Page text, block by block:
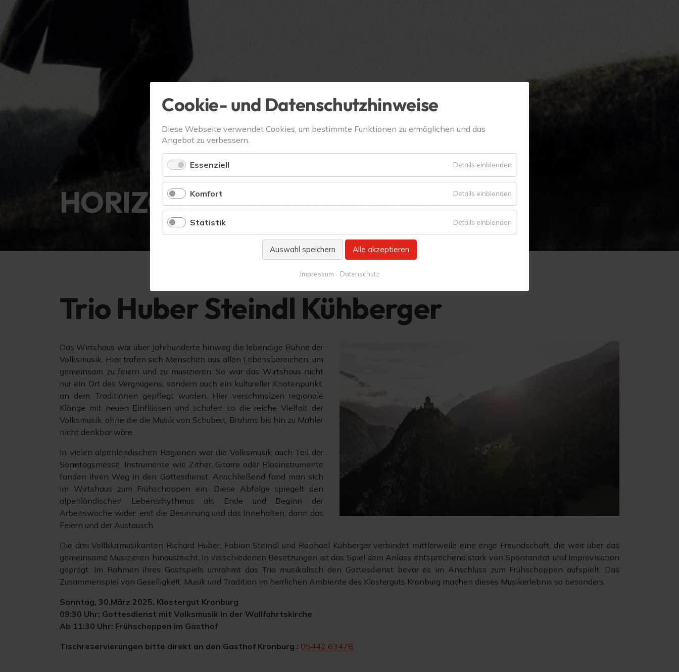
HORIZONTE IM WIRTSHAUS
Trio Huber Steindl Kühberger
Das Wirtshaus war über Jahrhunderte hinweg die lebendige Bühne der
Volksmusik. Hier trafen sich Menschen aus allen Lebensbereichen, um
gemeinsam zu feiern und zu musizieren. So war das Wirtshaus nicht
nur ein Ort des Vergnügens, sondern auch ein kultureller Knotenpunkt,
an dem Traditionen gepflegt wurden. Hier verschmolzen regionale
Klänge mit neuen Einflüssen und schufen so die reiche Vielfalt der
Volksmusik, ohne die die Musik von Schubert, Brahms bis hin zu Mahler
nicht denkbar wäre.
In vielen alpenländischen Regionen war die Volksmusik auch Teil der
Sonntagsmesse. Instrumente wie Zither, Gitarre oder Blasinstrumente
fanden ihren Weg in den Gottesdienst. Anschließend fand man sich
im Wirtshaus zum Frühschoppen ein. Diese Abfolge spiegelt den
alpenländischen Lebensrhythmus als Ende und Beginn der
Arbeitswoche wider: erst die Besinnung und das Innehalten, dann das
Feiern und der Austausch.
Die drei Vollblutmusikanten Richard Huber, Fabian Steindl und Raphael Kühberger verbindet mittlerweile eine enge Freundschaft, die weit über das
gemeinsame Musizieren hinausreicht. In verschiedenen Besetzungen ist das Spiel dem Anlass entsprechend stark von Spontanität und Improvisation
geprägt. Im Rahmen ihres Gastspiels umrahmt das Trio musikalisch den Gottesdienst bevor es im Anschluss zum Frühschoppen aufspielt. Das
Zusammenspiel von Geselligkeit, Musik und Tradition im herrlichen Ambiente des Klosterguts Kronburg machen dieses Musikerlebnis so besonders.
Sonntag, 30.März 2025, Klostergut Kronburg
09:30 Uhr: Gottesdienst mit Volksmusik in der Wallfahrtskirche
Ab 11:30 Uhr: Frühschoppen im Gasthof
Tischreservierungen bitte direkt an den Gasthof Kronburg : 05442 63478
Cookie- und Datenschutzhinweise
Diese Webseite verwendet Cookies, um bestimmte Funktionen zu ermöglichen und das
Angebot zu verbessern.
Essenziell Details einblenden
Essenziell
Komfort Details einblenden
Komfort
Statistik Details einblenden
Statistik
Auswahl speichern Alle akzeptieren
Impressum Datenschutz